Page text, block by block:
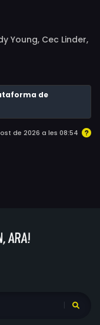
Young, Cec Linder,
John Granik,
John
Vincent Dale, Mark
Allan Levson,
Chapman, Richard
de
de 2026 a les 08:54